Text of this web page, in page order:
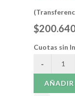
Cuotas sin